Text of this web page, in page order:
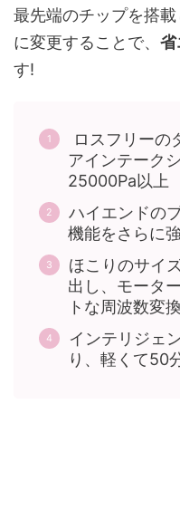
最先端のチップを搭
に変更することで、 省
す!
ロスフリーの
アインテーク
25000Pa以上
ハイエンドの
機能をさらに
ほこりのサイ
出し、モータ
トな周波数変
インテリジェ
り、軽くて50